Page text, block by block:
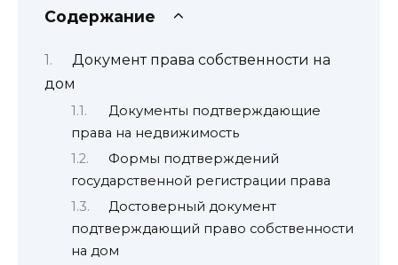
Содержание
Документ права собственности на
дом
Документы подтверждающие
права на недвижимость
Формы подтверждений
государственной регистрации права
Достоверный документ
подтверждающий право собственности
на дом